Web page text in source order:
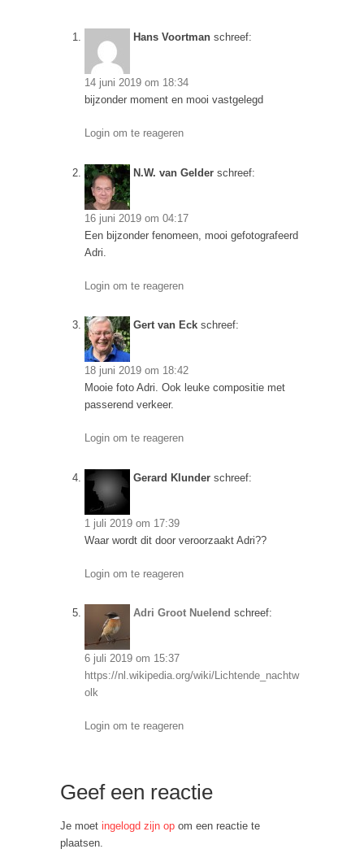
Hans Voortman schreef:
14 juni 2019 om 18:34
bijzonder moment en mooi vastgelegd
Login om te reageren
N.W. van Gelder schreef:
16 juni 2019 om 04:17
Een bijzonder fenomeen, mooi gefotografeerd
Adri.
Login om te reageren
Gert van Eck schreef:
18 juni 2019 om 18:42
Mooie foto Adri. Ook leuke compositie met
passerend verkeer.
Login om te reageren
Gerard Klunder schreef:
1 juli 2019 om 17:39
Waar wordt dit door veroorzaakt Adri??
Login om te reageren
Adri Groot Nuelend schreef:
6 juli 2019 om 15:37
https://nl.wikipedia.org/wiki/Lichtende_nachtw
olk
Login om te reageren
Geef een reactie
Je moet ingelogd zijn op om een reactie te
plaatsen.